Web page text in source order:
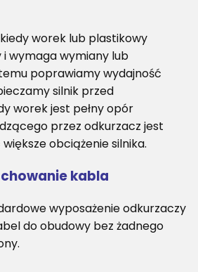
worek lub plastikowy
i wymaga wymiany lub
poprawiamy wydajność
silnik przed
worek jest pełny opór
przez odkurzacz jest
obciążenie silnika.
kabla
wyposażenie odkurzaczy
do obudowy bez żadnego